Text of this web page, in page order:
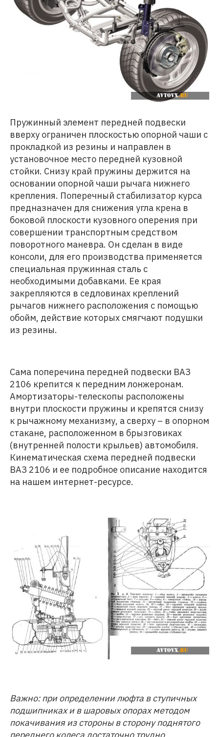
Пружинный элемент передней подвески
вверху ограничен плоскостью опорной чаши с
прокладкой из резины и направлен в
установочное место передней кузовной
стойки. Снизу край пружины держится на
основании опорной чаши рычага нижнего
крепления. Поперечный стабилизатор курса
предназначен для снижения угла крена в
боковой плоскости кузовного оперения при
совершении транспортным средством
поворотного маневра. Он сделан в виде
консоли, для его производства применяется
специальная пружинная сталь с
необходимыми добавками. Ее края
закрепляются в седловинах креплений
рычагов нижнего расположения с помощью
обойм, действие которых смягчают подушки
из резины.
Сама поперечина передней подвески ВАЗ
2106 крепится к передним лонжеронам.
Амортизаторы-телескопы расположены
внутри плоскости пружины и крепятся снизу
к рычажному механизму, а сверху – в опорном
стакане, расположенном в брызговиках
(внутренней полости крыльев) автомобиля.
Кинематическая схема передней подвески
ВАЗ 2106 и ее подробное описание находится
на нашем интернет-ресурсе.
Важно: при определении люфта в ступичных
подшипниках и в шаровых опорах методом
покачивания из стороны в сторону поднятого